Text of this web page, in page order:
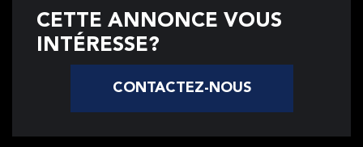
CETTE ANNONCE VOUS
INTÉRESSE?
CONTACTEZ-NOUS